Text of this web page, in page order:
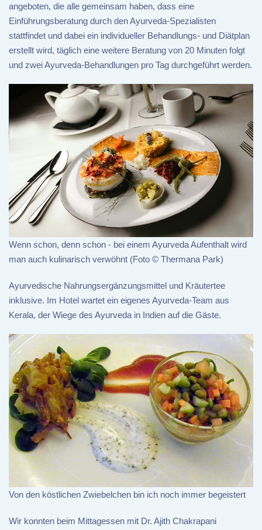
angeboten, die alle gemeinsam haben, dass eine
Einführungsberatung durch den Ayurveda-Spezialisten
stattfindet und dabei ein individueller Behandlungs- und Diätplan
erstellt wird, täglich eine weitere Beratung von 20 Minuten folgt
und zwei Ayurveda-Behandlungen pro Tag durchgeführt werden.
Wenn schon, denn schon - bei einem Ayurveda Aufenthalt wird
man auch kulinarisch verwöhnt (Foto © Thermana Park)
Ayurvedische Nahrungsergänzungsmittel und Kräutertee
inklusive. Im Hotel wartet ein eigenes Ayurveda-Team aus
Kerala, der Wiege des Ayurveda in Indien auf die Gäste.
Von den köstlichen Zwiebelchen bin ich noch immer begeistert
Wir konnten beim Mittagessen mit Dr. Ajith Chakrapani